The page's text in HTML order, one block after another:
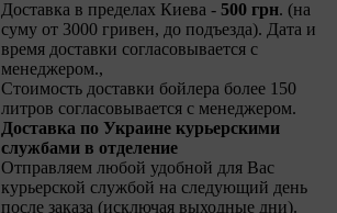
Доставка в пределах Киева - 500 грн. (на
суму от 3000 гривен, до подъезда). Дата и
время доставки согласовывается с
менеджером.,
Стоимость доставки бойлера более 150
литров согласовывается с менеджером.
Доставка по Украине курьерскими
службами в отделение
Отправляем любой удобной для Вас
курьерской службой на следующий день
после заказа (исключая выходные дни).